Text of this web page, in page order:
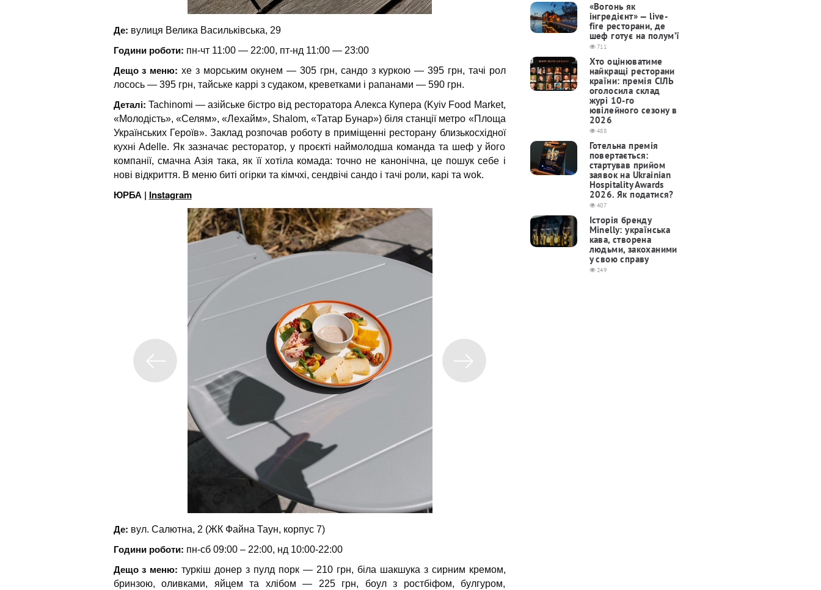
Де: вулиця Велика Васильківська, 29
Години роботи: пн-чт 11:00 — 22:00, пт-нд 11:00 — 23:00
Дещо з меню: хе з морським окунем — 305 грн, сандо з куркою — 395 грн, тачі рол
лосось — 395 грн, тайське каррі з судаком, креветками і рапанами — 590 грн.
Деталі: Tachinomi — азійське бістро від ресторатора Алекса Купера (Kyiv Food Market,
«Молодість», «Селям», «Лехайм», Shalom, «Татар Бунар») біля станції метро «Площа
Українських Героїв». Заклад розпочав роботу в приміщенні ресторану близькосхідної
кухні Adelle. Як зазначає ресторатор, у проєкті наймолодша команда та шеф у його
компанії, смачна Азія така, як її хотіла комада: точно не канонічна, це пошук себе і
нові відкриття. В меню биті огірки та кімчхі, сендвічі сандо і тачі роли, карі та wok.
ЮРБА | Instagram
Де: вул. Салютна, 2 (ЖК Файна Таун, корпус 7)
Години роботи: пн-сб 09:00 – 22:00, нд 10:00-22:00
Дещо з меню: туркіш донер з пулд порк — 210 грн, біла шакшука з сирним кремом,
бринзою, оливками, яйцем та хлібом — 225 грн, боул з ростбіфом, булгуром,
«Вогонь як
інгредієнт» — live-
fire ресторани, де
шеф готує на полум’ї
711
Хто оцінюватиме
найкращі ресторани
країни: премія СІЛЬ
оголосила склад
журі 10-го
ювілейного сезону в
2026
488
Готельна премія
повертається:
cтартував прийом
заявок на Ukrainian
Hospitality Awards
2026. Як податися?
407
Історія бренду
Minelly: українська
кава, створена
людьми, закоханими
у свою справу
249